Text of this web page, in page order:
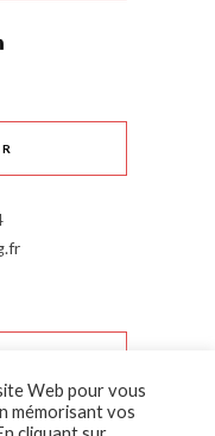
Web pour vous
mémorisant vos